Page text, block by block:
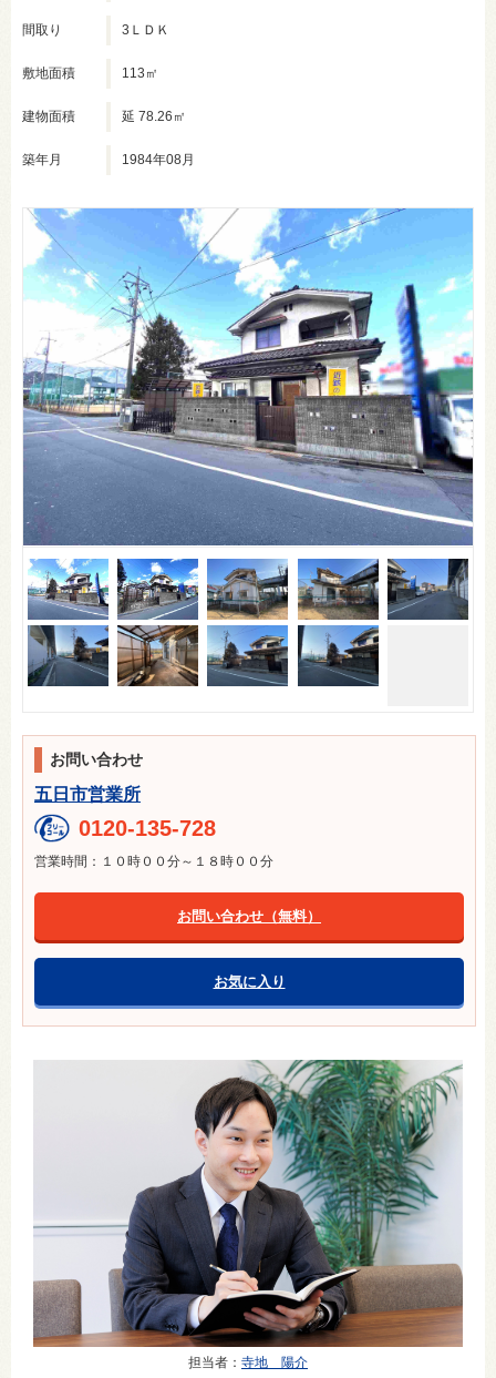
間取り 3ＬＤＫ
敷地面積 113㎡
建物面積 延 78.26㎡
築年月 1984年08月
お問い合わせ
五日市営業所
0120-135-728
営業時間：１０時００分～１８時００分
お問い合わせ（無料）
お気に入り
担当者 ： 寺地 陽介